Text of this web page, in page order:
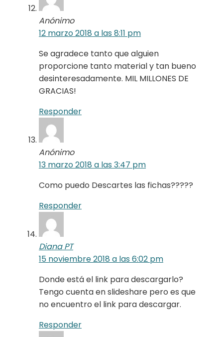
Anónimo
12 marzo 2018 a las 8:11 pm
Se agradece tanto que alguien
proporcione tanto material y tan bueno
desinteresadamente. MIL MILLONES DE
GRACIAS!
Responder
Anónimo
13 marzo 2018 a las 3:47 pm
Como puedo Descartes las fichas?????
Responder
Diana PT
15 noviembre 2018 a las 6:02 pm
Donde está el link para descargarlo?
Tengo cuenta en slideshare pero es que
no encuentro el link para descargar.
Responder